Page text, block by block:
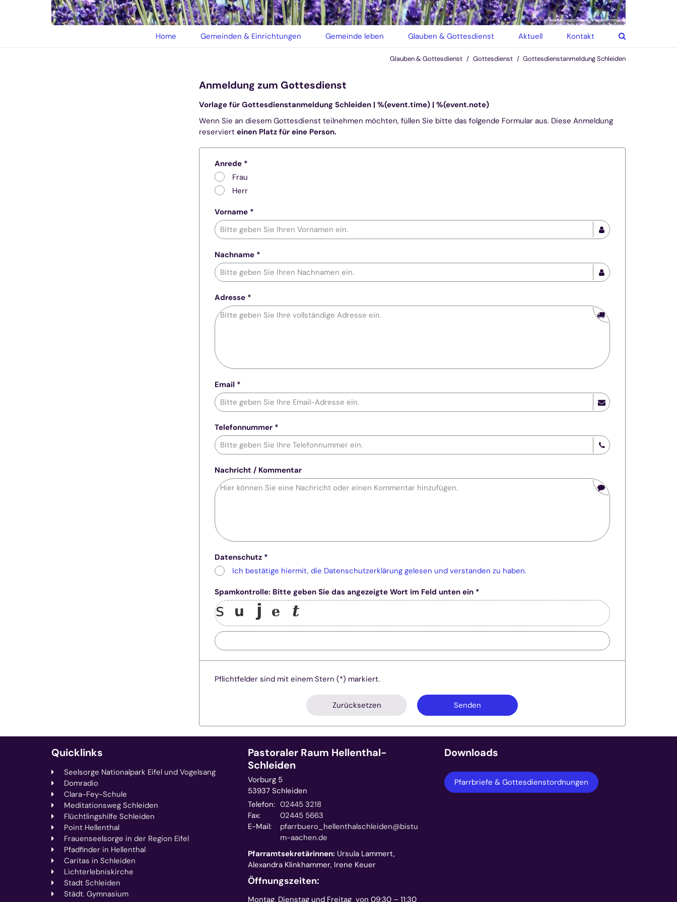
Home Gemeinden & Einrichtungen Gemeinde leben Glauben & Gottesdienst Aktuell Kontakt
© martin_manigatterer_pfarrbriefservice
Glauben & Gottesdienst Gottesdienst Gottesdienstanmeldung Schleiden
Anmeldung zum Gottesdienst
Vorlage für Gottesdienstanmeldung Schleiden | %(event.time) | %(event.note)
Wenn Sie an diesem Gottesdienst teilnehmen möchten, füllen Sie bitte das folgende Formular aus. Diese Anmeldung
reserviert einen Platz für eine Person.
Anrede *
Frau
Herr
Vorname *
Nachname *
Adresse *
Email *
Telefonnummer *
Nachricht / Kommentar
Datenschutz *
Ich bestätige hiermit, die Datenschutzerklärung gelesen und verstanden zu haben.
Spamkontrolle: Bitte geben Sie das angezeigte Wort im Feld unten ein *
Pflichtfelder sind mit einem Stern (*) markiert.
Zurücksetzen
Quicklinks
Seelsorge Nationalpark Eifel und Vogelsang
Domradio
Clara-Fey-Schule
Meditationsweg Schleiden
Flüchtlingshilfe Schleiden
Point Hellenthal
Frauenseelsorge in der Region Eifel
Pfadfinder in Hellenthal
Caritas in Schleiden
Lichterlebniskirche
Stadt Schleiden
Städt. Gymnasium
Pastoraler Raum Hellenthal-
Schleiden
Vorburg 5
53937 Schleiden
Telefon: 02445 3218
Fax:
02445 5663
E-Mail:
pfarrbuero_hellenthalschleiden@bistu
m-aachen.de
Pfarramtsekretärinnen: Ursula Lammert,
Alexandra Klinkhammer, Irene Keuer
Öffnungszeiten:
Montag, Dienstag und Freitag von 09:30 – 11:30
Downloads
Pfarrbriefe & Gottesdienstordnungen